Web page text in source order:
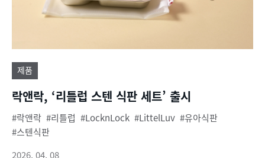
제품
락앤락, ‘리틀럽 스텐 식판 세트’ 출시
락앤락 리틀럽 LocknLock LittelLuv
유아식판
스텐식판
2026. 04. 08